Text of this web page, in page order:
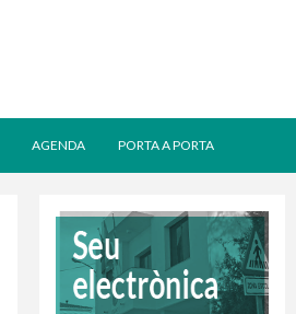
AGENDA PORTA A PORTA